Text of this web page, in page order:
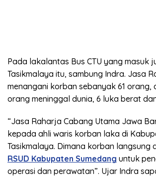
Pada lakalantas Bus CTU yang masuk
Tasikmalaya itu, sambung Indra. Jasa
menangani korban sebanyak 61 orang,
orang meninggal dunia, 6 luka berat
“Jasa Raharja Cabang Utama Jawa
kepada ahli waris korban laka di
Tasikmalaya. Dimana korban langsung
RSUD Kabupaten Sumedang untuk
operasi dan perawatan”. Ujar Indra